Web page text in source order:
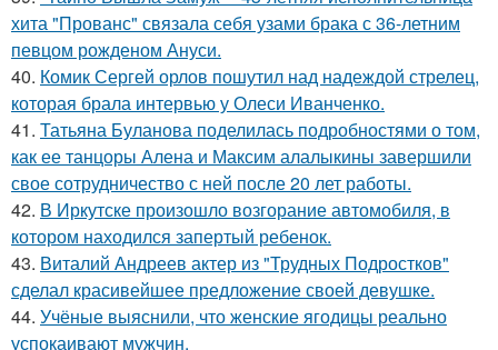
хита "Прованс" связала себя узами брака с 36-летним
певцом рожденом Ануси.
40. Комик Сергей орлов пошутил над надеждой стрелец,
которая брала интервью у Олеси Иванченко.
41. Татьяна Буланова поделилась подробностями о том,
как ее танцоры Алена и Максим алалыкины завершили
свое сотрудничество с ней после 20 лет работы.
42. В Иркутске произошло возгорание автомобиля, в
котором находился запертый ребенок.
43. Виталий Андреев актер из "Трудных Подростков"
сделал красивейшее предложение своей девушке.
44. Учёные выяснили, что женские ягодицы реально
успокаивают мужчин.